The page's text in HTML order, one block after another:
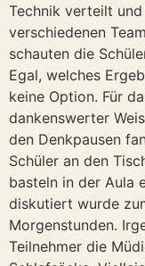
Technik verteilt
verschiedenen
schauten die
Egal, welches
keine Option. Für
dankenswerter
den Denkpausen
Schüler an den
basteln in der Aula
diskutiert wurde
Morgenstunden.
Teilnehmer die